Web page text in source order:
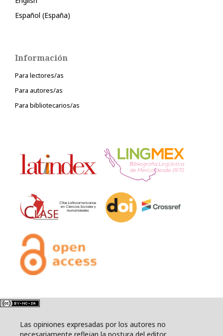
Español (España)
Información
Para lectores/as
Para autores/as
Para bibliotecarios/as
Las opiniones expresadas por los autores no